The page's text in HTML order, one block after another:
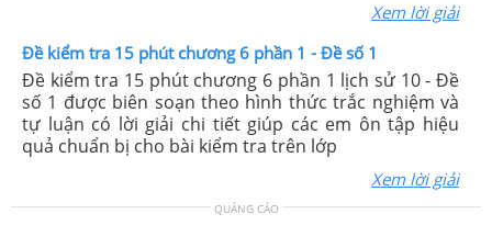
Xem lời giải
Đề kiểm tra 15 phút chương 6 phần 1 - Đề số 1
Đề kiểm tra 15 phút chương 6 phần 1 lịch sử 10 - Đề
số 1 được biên soạn theo hình thức trắc nghiệm và
tự luận có lời giải chi tiết giúp các em ôn tập hiệu
quả chuẩn bị cho bài kiểm tra trên lớp
Xem lời giải
QUẢNG CÁO